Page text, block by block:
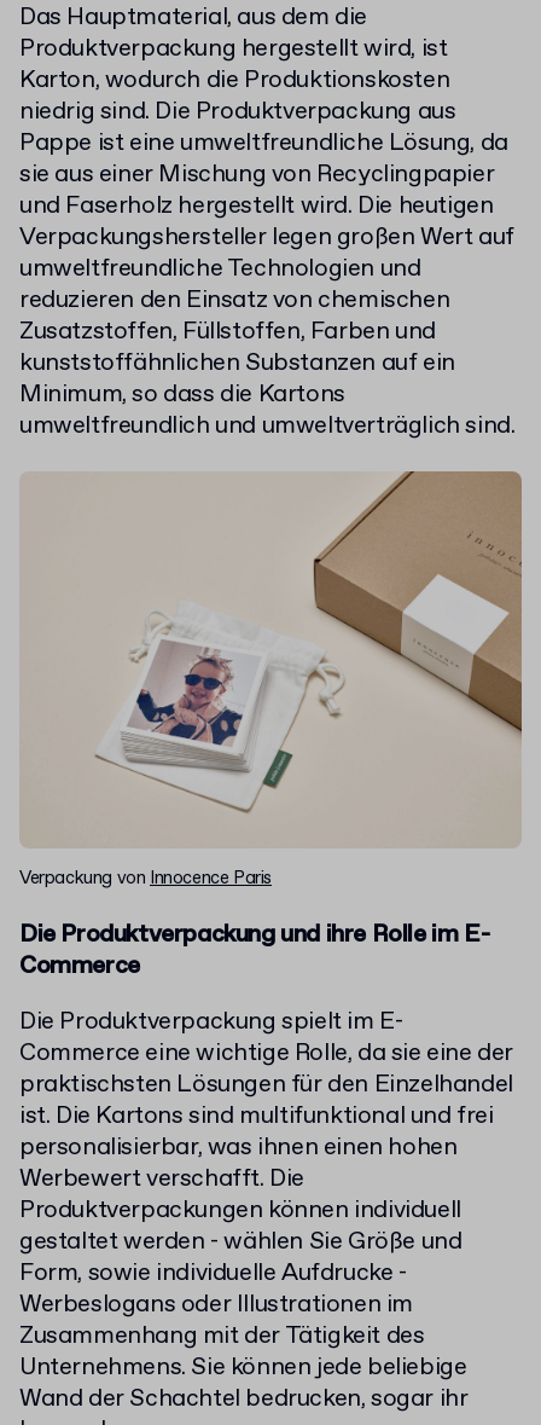
Das Hauptmaterial, aus dem die
Produktverpackung hergestellt wird, ist
Karton, wodurch die Produktionskosten
niedrig sind. Die Produktverpackung aus
Pappe ist eine umweltfreundliche Lösung, da
sie aus einer Mischung von Recyclingpapier
und Faserholz hergestellt wird. Die heutigen
Verpackungshersteller legen großen Wert auf
umweltfreundliche Technologien und
reduzieren den Einsatz von chemischen
Zusatzstoffen, Füllstoffen, Farben und
kunststoffähnlichen Substanzen auf ein
Minimum, so dass die Kartons
umweltfreundlich und umweltverträglich sind.
Verpackung von Innocence Paris
Die Produktverpackung und ihre Rolle im E-
Commerce
Die Produktverpackung spielt im E-
Commerce eine wichtige Rolle, da sie eine der
praktischsten Lösungen für den Einzelhandel
ist. Die Kartons sind multifunktional und frei
personalisierbar, was ihnen einen hohen
Werbewert verschafft. Die
Produktverpackungen können individuell
gestaltet werden - wählen Sie Größe und
Form, sowie individuelle Aufdrucke -
Werbeslogans oder Illustrationen im
Zusammenhang mit der Tätigkeit des
Unternehmens. Sie können jede beliebige
Wand der Schachtel bedrucken, sogar ihr